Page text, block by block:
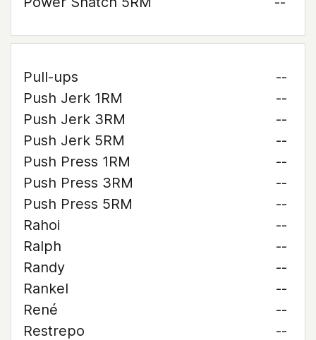
Pull-ups
--
Push Jerk 1RM
--
Push Jerk 3RM
--
Push Jerk 5RM
--
Push Press 1RM
--
Push Press 3RM
--
Push Press 5RM
--
Rahoi
--
Ralph
--
Randy
--
Rankel
--
René
--
Restrepo
--